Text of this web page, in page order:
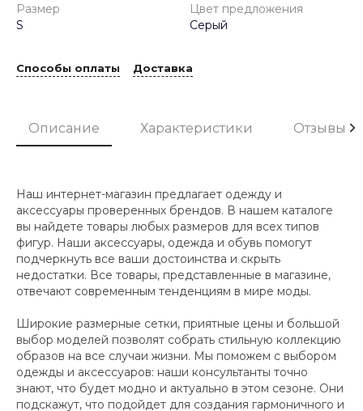
Размер
S
Цвет предложения
Серый
Способы оплаты Доставка
Описание Характеристики Отзывы
Наш интернет-магазин предлагает одежду и
аксессуары проверенных брендов. В нашем каталоге
вы найдете товары любых размеров для всех типов
фигур. Наши аксессуары, одежда и обувь помогут
подчеркнуть все ваши достоинства и скрыть
недостатки. Все товары, представленные в магазине,
отвечают современным тенденциям в мире моды.
Широкие размерные сетки, приятные цены и большой
выбор моделей позволят собрать стильную коллекцию
образов на все случаи жизни. Мы поможем с выбором
одежды и аксессуаров: наши консультанты точно
знают, что будет модно и актуально в этом сезоне. Они
подскажут, что подойдет для создания гармоничного и